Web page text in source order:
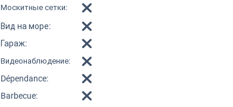
Москитные сетки:
Вид на море:
Гараж:
Видеонаблюдение:
Dépendance:
Barbecue: